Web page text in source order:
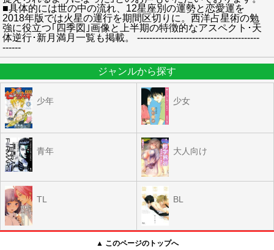
■具体的には世の中の流れ、12星座別の運勢と恋愛運を
2018年版では火星の運行を期間区切りに。西洋占星術の勉
強に役立つ｢四季図｣画像と上半期の特徴的なアスペクト･天
体逆行･新月満月一覧も掲載。 ----------------------------------------
------
ジャンルから探す
少年 少女
青年 大人向け
TL BL
▲ このページのトップへ